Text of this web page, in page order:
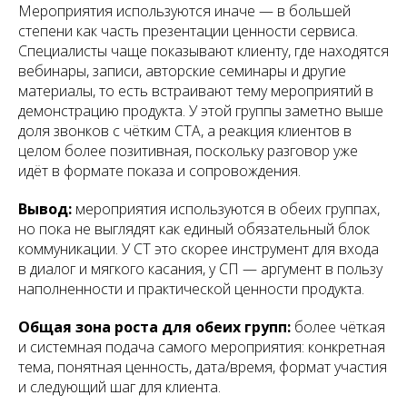
Мероприятия используются иначе — в большей
степени как часть презентации ценности сервиса.
Специалисты чаще показывают клиенту, где находятся
вебинары, записи, авторские семинары и другие
материалы, то есть встраивают тему мероприятий в
демонстрацию продукта. У этой группы заметно выше
доля звонков с чётким CTA, а реакция клиентов в
целом более позитивная, поскольку разговор уже
идёт в формате показа и сопровождения.
Вывод: мероприятия используются в обеих группах,
но пока не выглядят как единый обязательный блок
коммуникации. У СТ это скорее инструмент для входа
в диалог и мягкого касания, у СП — аргумент в пользу
наполненности и практической ценности продукта.
Общая зона роста для обеих групп: более чёткая
и системная подача самого мероприятия: конкретная
тема, понятная ценность, дата/время, формат участия
и следующий шаг для клиента.